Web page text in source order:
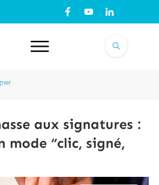
aux signatures :
mode “clic, signé,